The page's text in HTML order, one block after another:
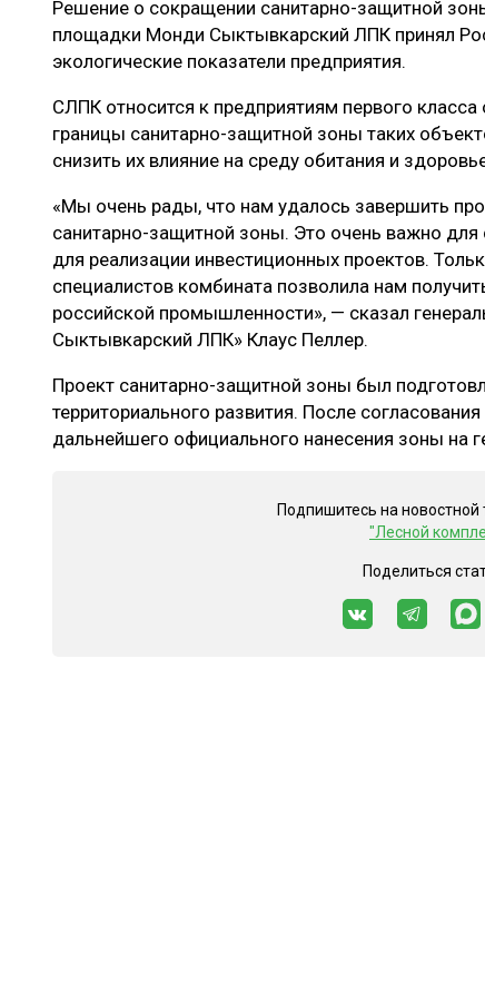
ЛЕСОВОССТАНОВЛЕНИЕ И ЗАЩИТА
ЦБП
СУШКА
ЭКСПЕРТНОЕ МНЕНИЕ
Решение о сокращении санитарно-защитной
площадки Монди Сыктывкарский ЛПК принял
экологические показатели предприятия.
СЛПК относится к предприятиям первого
границы санитарно-защитной зоны таких
снизить их влияние на среду обитания и
«Мы очень рады, что нам удалось завершить
санитарно-защитной зоны. Это очень важно для
для реализации инвестиционных проектов.
специалистов комбината позволила нам
российской промышленности», — сказал
Сыктывкарский ЛПК» Клаус Пеллер.
Проект санитарно-защитной зоны был
территориального развития. После
дальнейшего официального нанесения зоны на
Подпишитесь на новостной
"Лесной
Поделиться